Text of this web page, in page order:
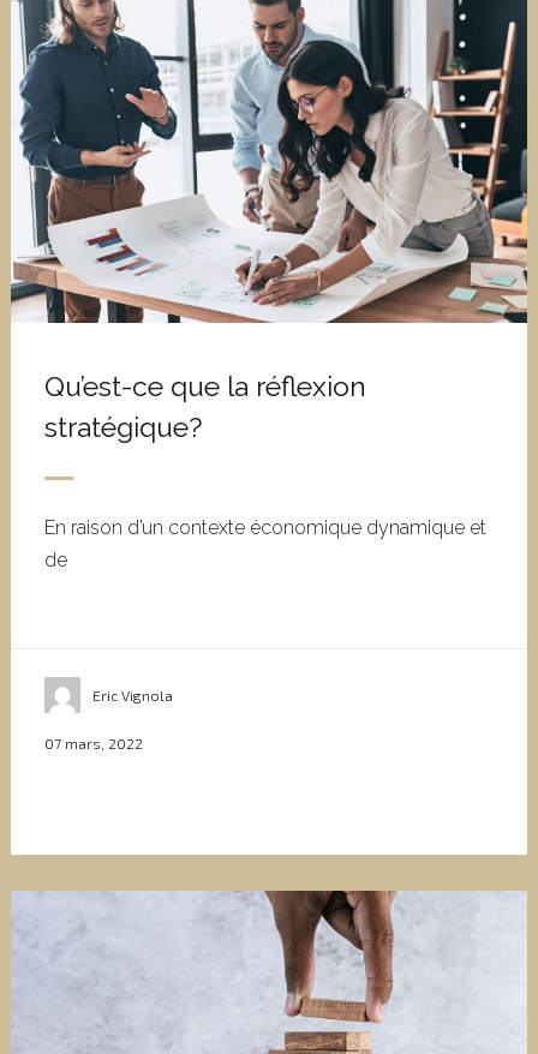
Qu’est-ce que la réflexion
stratégique?
En raison d’un contexte économique dynamique et
de
Eric Vignola
07 mars, 2022